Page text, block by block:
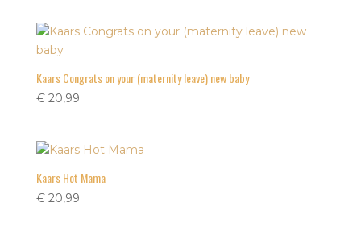
Kaars Congrats on your (maternity leave) new baby
€20,99
Kaars Hot Mama
€20,99